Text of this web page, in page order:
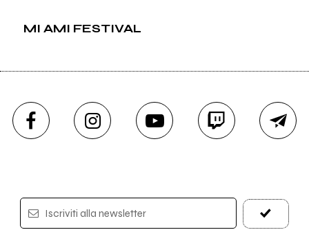
MI AMI FESTIVAL
Iscriviti alla newsletter